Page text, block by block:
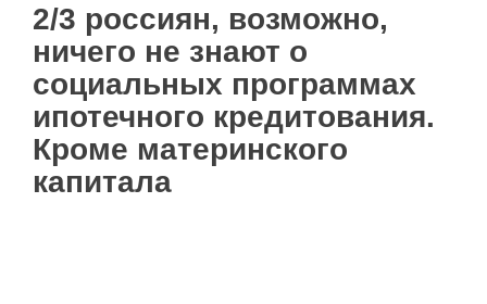
2/3 россиян, возможно,
ничего не знают о
социальных программах
ипотечного кредитования.
Кроме материнского
капитала